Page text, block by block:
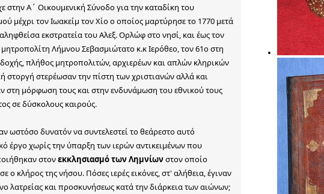
στην Α΄ Οικουμενική Σύνοδο για την καταδίκη του
μέχρι τον Ιωακείμ τον Χίο ο οποίος μαρτύρησε το 1770 μετά
εκστρατεία του Αλεξ. Ορλώφ στο νησί, και έως τον
Λήμνου Σεβασμιώτατο κ.κ Ιερόθεο, τον 61ο στη
πλήθος μητροπολιτών, αρχιερέων και απλών κληρικών
στοργή στερέωσαν την πίστη των χριστιανών αλλά και
στη μόρφωση τους και στην ενδυνάμωση του εθνικού τους
σε δύσκολους καιρούς.
ωστόσο δυνατόν να συντελεστεί το θεάρεστο αυτό
έργο χωρίς την ύπαρξη των ιερών αντικειμένων που
στονεκκλησιασμό των Λημνίωνστον οποίο
ο κλήρος της νήσου. Πόσες ιερές εικόνες, στ' αλήθεια, έγιναν
λατρείας και προσκυνήσεως κατά την διάρκεια των αιώνων;